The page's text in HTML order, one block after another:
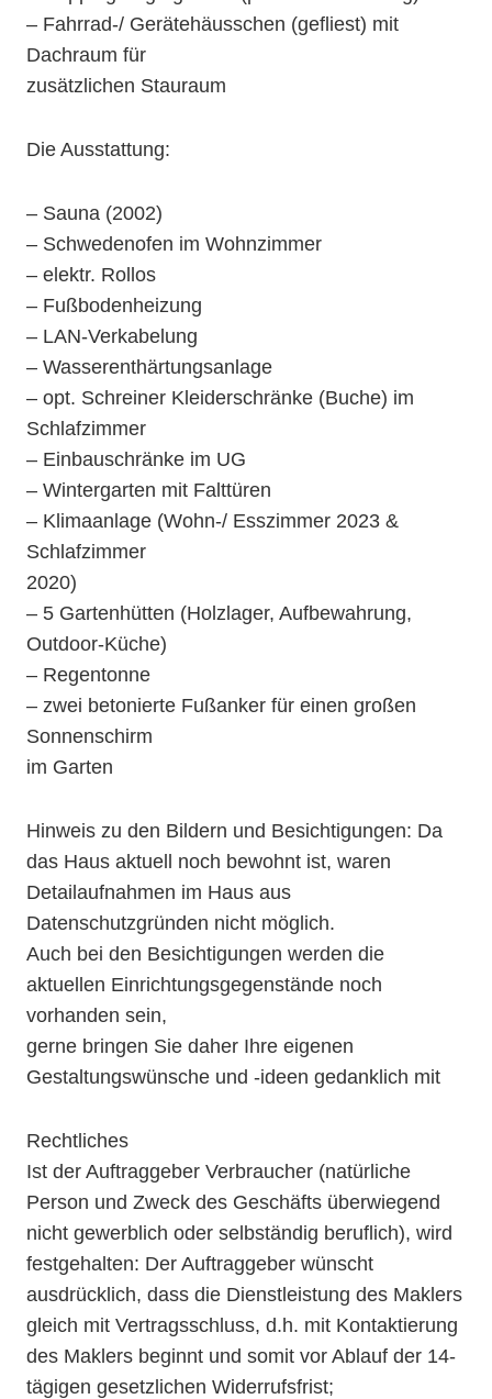
– Fahrrad-/ Gerätehäusschen (gefliest) mit
Dachraum für
zusätzlichen Stauraum
Die Ausstattung:
– Sauna (2002)
– Schwedenofen im Wohnzimmer
– elektr. Rollos
– Fußbodenheizung
– LAN-Verkabelung
– Wasserenthärtungsanlage
– opt. Schreiner Kleiderschränke (Buche) im
Schlafzimmer
– Einbauschränke im UG
– Wintergarten mit Falttüren
– Klimaanlage (Wohn-/ Esszimmer 2023 &
Schlafzimmer
2020)
– 5 Gartenhütten (Holzlager, Aufbewahrung,
Outdoor-Küche)
– Regentonne
– zwei betonierte Fußanker für einen großen
Sonnenschirm
im Garten
Hinweis zu den Bildern und Besichtigungen: Da
das Haus aktuell noch bewohnt ist, waren
Detailaufnahmen im Haus aus
Datenschutzgründen nicht möglich.
Auch bei den Besichtigungen werden die
aktuellen Einrichtungsgegenstände noch
vorhanden sein,
gerne bringen Sie daher Ihre eigenen
Gestaltungswünsche und -ideen gedanklich mit
Rechtliches
Ist der Auftraggeber Verbraucher (natürliche
Person und Zweck des Geschäfts überwiegend
nicht gewerblich oder selbständig beruflich), wird
festgehalten: Der Auftraggeber wünscht
ausdrücklich, dass die Dienstleistung des Maklers
gleich mit Vertragsschluss, d.h. mit Kontaktierung
des Maklers beginnt und somit vor Ablauf der 14-
tägigen gesetzlichen Widerrufsfrist;